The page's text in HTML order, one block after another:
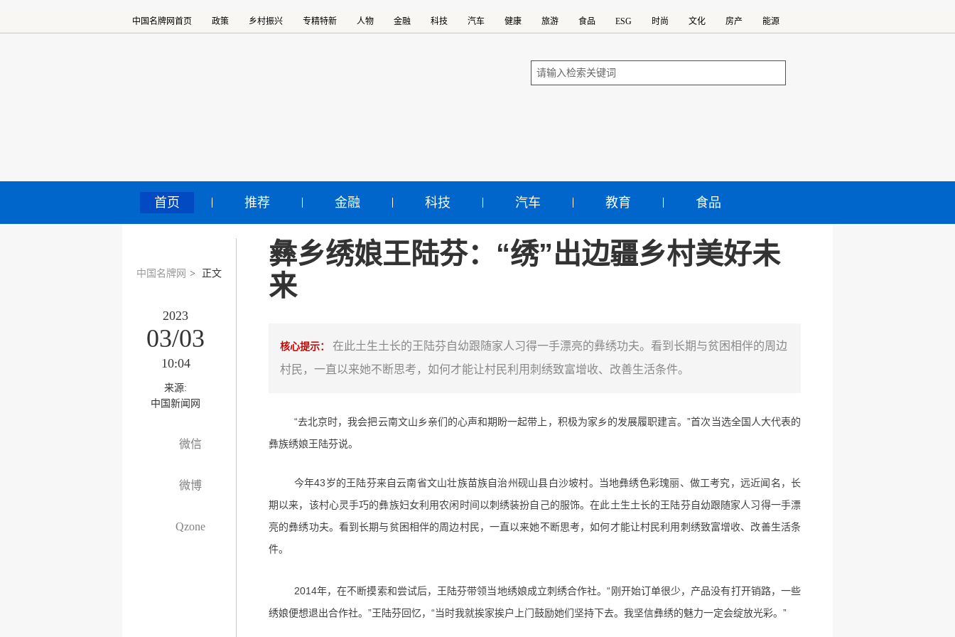
中国名牌网首页 政策 乡村振兴 专精特新 人物 金融 科技 汽车 健康 旅游 食品 ESG 时尚 文化 房产 能源
首页 推荐 金融 科技 汽车 教育 食品
中国名牌网 > 正文
2023
03/03
10:04
来源:
中国新闻网
微信
微博
Qzone
彝乡绣娘王陆芬：“绣”出边疆乡村美好未
来
核心提示： 在此土生土长的王陆芬自幼跟随家人习得一手漂亮的彝绣功夫。看到长期与贫困相伴的周边
村民，一直以来她不断思考，如何才能让村民利用刺绣致富增收、改善生活条件。
“去北京时，我会把云南文山乡亲们的心声和期盼一起带上，积极为家乡的发展履职建言。”首次当选全国人大代表的
彝族绣娘王陆芬说。
今年43岁的王陆芬来自云南省文山壮族苗族自治州砚山县白沙坡村。当地彝绣色彩瑰丽、做工考究，远近闻名，长
期以来，该村心灵手巧的彝族妇女利用农闲时间以刺绣装扮自己的服饰。在此土生土长的王陆芬自幼跟随家人习得一手漂
亮的彝绣功夫。看到长期与贫困相伴的周边村民，一直以来她不断思考，如何才能让村民利用刺绣致富增收、改善生活条
件。
2014年，在不断摸索和尝试后，王陆芬带领当地绣娘成立刺绣合作社。“刚开始订单很少，产品没有打开销路，一些
绣娘便想退出合作社。”王陆芬回忆，“当时我就挨家挨户上门鼓励她们坚持下去。我坚信彝绣的魅力一定会绽放光彩。”